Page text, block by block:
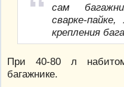
сам
сварке-
крепления
При 40-80 л
багажнике.